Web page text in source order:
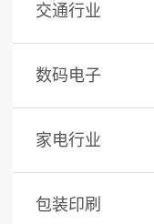
交通行业
数码电子
家电行业
包装印刷